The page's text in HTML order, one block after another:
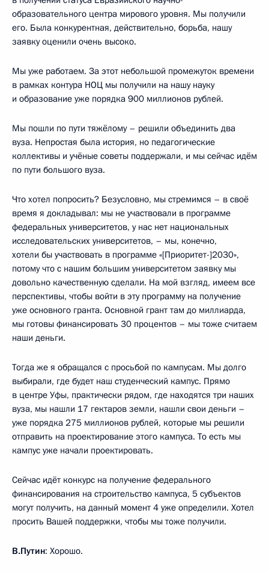
образовательного центра мирового уровня. Мы получили
его. Была конкурентная, действительно, борьба, нашу
заявку оценили очень высоко.
Мы уже работаем. За этот небольшой промежуток времени
в рамках контура НОЦ мы получили на нашу науку
и образование уже порядка 900 миллионов рублей.
Мы пошли по пути тяжёлому – решили объединить два
вуза. Непростая была история, но педагогические
коллективы и учёные советы поддержали, и мы сейчас идём
по пути большого вуза.
Что хотел попросить? Безусловно, мы стремимся – в своё
время я докладывал: мы не участвовали в программе
федеральных университетов, у нас нет национальных
исследовательских университетов, – мы, конечно,
хотели бы участвовать в программе «[Приоритет-]2030»,
потому что с нашим большим университетом заявку мы
довольно качественную сделали. На мой взгляд, имеем все
перспективы, чтобы войти в эту программу на получение
уже основного гранта. Основной грант там до миллиарда,
мы готовы финансировать 30 процентов – мы тоже считаем
наши деньги.
Тогда же я обращался с просьбой по кампусам. Мы долго
выбирали, где будет наш студенческий кампус. Прямо
в центре Уфы, практически рядом, где находятся три наших
вуза, мы нашли 17 гектаров земли, нашли свои деньги –
уже порядка 275 миллионов рублей, которые мы решили
отправить на проектирование этого кампуса. То есть мы
кампус уже начали проектировать.
Сейчас идёт конкурс на получение федерального
финансирования на строительство кампуса, 5 субъектов
могут получить, на данный момент 4 уже определили. Хотел
просить Вашей поддержки, чтобы мы тоже получили.
В.Путин: Хорошо.